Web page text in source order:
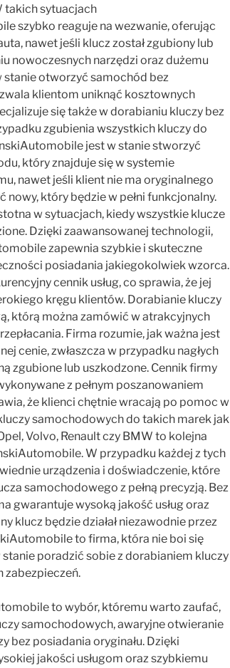
takich sytuacjach
szybko reaguje na wezwanie, oferując
nawet jeśli klucz został zgubiony lub
nowoczesnych narzędzi oraz dużemu
otworzyć samochód bez
klientom uniknąć kosztownych
się także w dorabianiu kluczy bez
zgubienia wszystkich kluczy do
jest w stanie stworzyć
który znajduje się w systemie
nawet jeśli klient nie ma oryginalnego
nowy, który będzie w pełni funkcjonalny.
w sytuacjach, kiedy wszystkie klucze
Dzięki zaawansowanej technologii,
zapewnia szybkie i skuteczne
posiadania jakiegokolwiek wzorca.
cennik usług, co sprawia, że jej
kręgu klientów. Dorabianie kluczy
którą można zamówić w atrakcyjnych
Firma rozumie, jak ważna jest
cenie, zwłaszcza w przypadku nagłych
zgubione lub uszkodzone. Cennik firmy
z pełnym poszanowaniem
że klienci chętnie wracają po pomoc w
samochodowych do takich marek jak
Volvo, Renault czy BMW to kolejna
W przypadku każdej z tych
urządzenia i doświadczenie, które
samochodowego z pełną precyzją. Bez
gwarantuje wysoką jakość usług oraz
klucz będzie działał niezawodnie przez
to firma, która nie boi się
stanie poradzić sobie z dorabianiem kluczy
zabezpieczeń.
to wybór, któremu warto zaufać,
samochodowych, awaryjne otwieranie
bez posiadania oryginału. Dzięki
jakości usługom oraz szybkiemu